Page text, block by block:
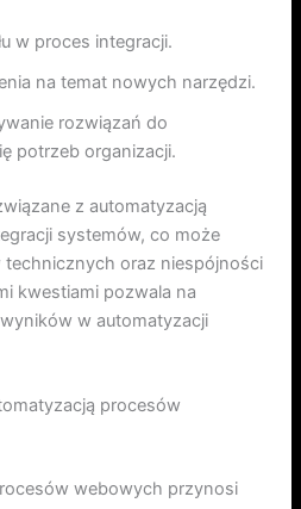
w proces integracji.
na temat nowych narzędzi.
rozwiązań do
potrzeb organizacji.
z automatyzacją
systemów, co może
oraz niespójności
kwestiami pozwala na
w automatyzacji
procesów
webowych przynosi